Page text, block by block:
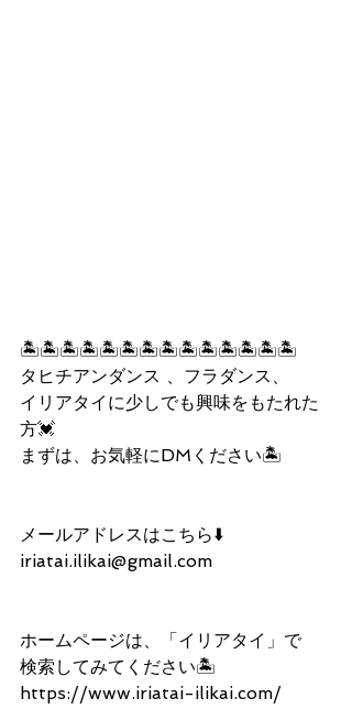
🏝🏝🏝🏝🏝🏝🏝🏝🏝🏝🏝🏝🏝🏝
タヒチアンダンス 、フラダンス、
イリアタイに少しでも興味をもたれた
方💓
まずは、お気軽にDMください🏝
メールアドレスはこちら⬇️
iriatai.ilikai@gmail.com
ホームページは、「イリアタイ」で
検索してみてください🏝
https://www.iriatai-ilikai.com/